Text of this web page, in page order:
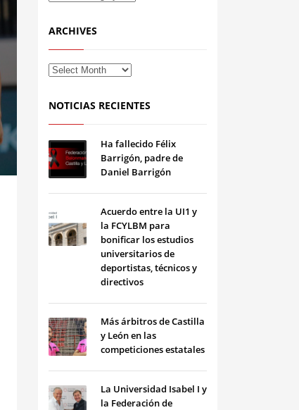
ARCHIVES
NOTICIAS RECIENTES
Ha fallecido Félix
Barrigón, padre de
Daniel Barrigón
Acuerdo entre la UI1 y
la FCYLBM para
bonificar los estudios
universitarios de
deportistas, técnicos y
directivos
Más árbitros de Castilla
y León en las
competiciones estatales
La Universidad Isabel I y
la Federación de